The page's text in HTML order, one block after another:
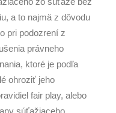
a to najmä z dôvodu
pri podozrení z
právneho
ktoré je podľa
ohroziť jeho
fair play, alebo
súťažiaceho